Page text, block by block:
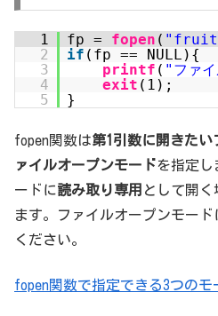
1 fp = fopen (
2
if (fp == NULL){
3
printf ( "ファ
4
exit (1);
5
}
fopen関数は第1引数に開きたい
ァイルオープンモードを指定し
ードに読み取り専用 として開
ます。ファイルオープンモー
ください。
fopen関数で指定できる3つのモ